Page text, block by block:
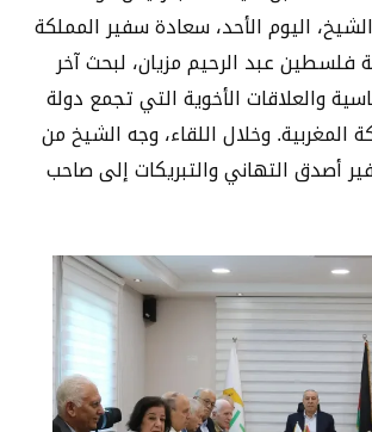
اليوم الأحد، سعادة سفير المملكة
فلسطين عبد الرحيم مزيان، لبحث آخر
والعلاقات الأخوية التي تجمع دولة
وخلال اللقاء، وجه الشيخ من
أصدق التهاني والتبريكات إلى صاحب